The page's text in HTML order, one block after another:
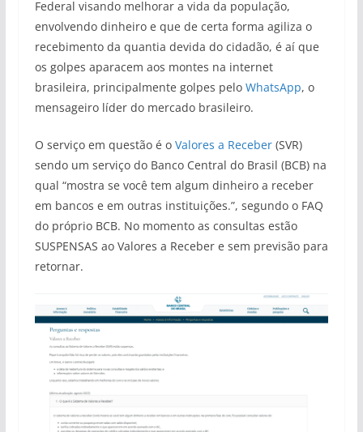
Federal visando melhorar a vida da população,
envolvendo dinheiro e que de certa forma agiliza o
recebimento da quantia devida do cidadão, é aí que
os golpes aparacem aos montes na internet
brasileira, principalmente golpes pelo WhatsApp, o
mensageiro líder do mercado brasileiro.
O serviço em questão é o Valores a Receber (SVR)
sendo um serviço do Banco Central do Brasil (BCB) na
qual “mostra se você tem algum dinheiro a receber
em bancos e em outras instituições.”, segundo o FAQ
do próprio BCB. No momento as consultas estão
SUSPENSAS ao Valores a Receber e sem previsão para
retornar.